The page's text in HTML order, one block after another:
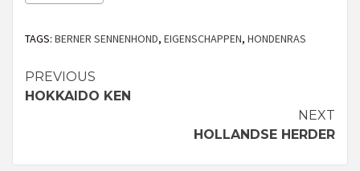
TAGS: BERNER SENNENHOND, EIGENSCHAPPEN, HONDENRAS
Continue
PREVIOUS
HOKKAIDO KEN
NEXT
HOLLANDSE HERDER